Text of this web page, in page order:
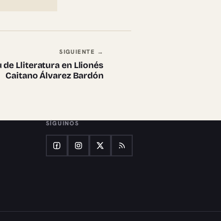
SIGUIENTE →
de Lliteratura en Llionés
Caitano Álvarez Bardón
SÍGUINOS